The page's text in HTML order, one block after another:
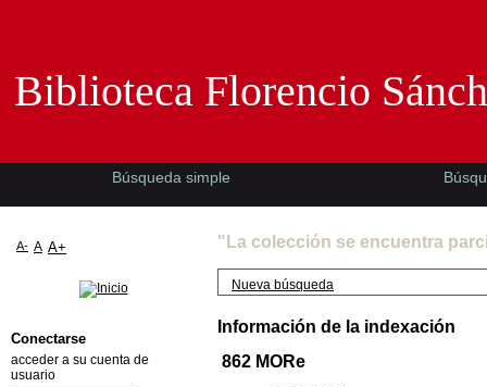
"La colección se encuentra
Nueva búsqueda
Información de la indexación
862 MORe
Biblioteca Florencio
Búsqueda simple
A- A A+
Conectarse
acceder a su cuenta de
usuario